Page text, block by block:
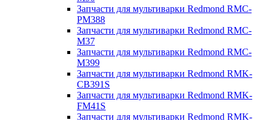
Запчасти для мультиварки Redmond RMC-
PM388
Запчасти для мультиварки Redmond RMC-
M37
Запчасти для мультиварки Redmond RMC-
M399
Запчасти для мультиварки Redmond RMK-
CB391S
Запчасти для мультиварки Redmond RMK-
FM41S
Запчасти для мультиварки Redmond RMK-